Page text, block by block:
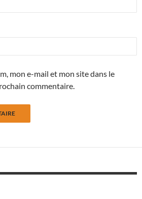
mon e-mail et mon site dans le
commentaire.